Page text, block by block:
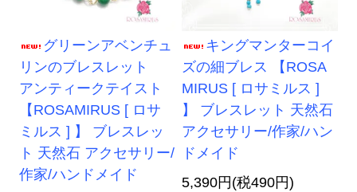
グリーンアベンチュ
リンのブレスレット
アンティークテイスト
【ROSAMIRUS [ ロサ
ミルス ] 】 ブレスレッ
ト 天然石 アクセサリー/
作家/ハンドメイド
キングマンターコイ
ズの細ブレス 【ROSA
MIRUS [ ロサミルス ]
】 ブレスレット 天然石
アクセサリー/作家/ハン
ドメイド
5,390円(税490円)